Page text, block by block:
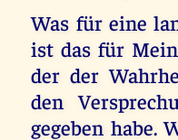
Was für eine
ist das für
der der
den
gegeben habe.